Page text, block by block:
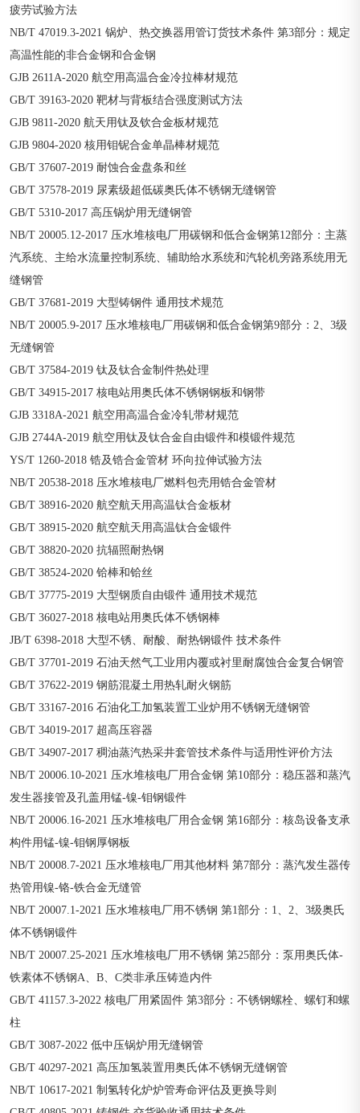
疲劳试验方法
NB/T 47019.3-2021 锅炉、热交换器用管订货技术条件 第3部分：规定
高温性能的非合金钢和合金钢
GJB 2611A-2020 航空用高温合金冷拉棒材规范
GB/T 39163-2020 靶材与背板结合强度测试方法
GJB 9811-2020 航天用钛及钦合金板材规范
GJB 9804-2020 核用钼铌合金单晶棒材规范
GB/T 37607-2019 耐蚀合金盘条和丝
GB/T 37578-2019 尿素级超低碳奥氏体不锈钢无缝钢管
GB/T 5310-2017 高压锅炉用无缝钢管
NB/T 20005.12-2017 压水堆核电厂用碳钢和低合金钢第12部分：主蒸
汽系统、主给水流量控制系统、辅助给水系统和汽轮机旁路系统用无
缝钢管
GB/T 37681-2019 大型铸钢件 通用技术规范
NB/T 20005.9-2017 压水堆核电厂用碳钢和低合金钢第9部分：2、3级
无缝钢管
GB/T 37584-2019 钛及钛合金制件热处理
GB/T 34915-2017 核电站用奥氏体不锈钢钢板和钢带
GJB 3318A-2021 航空用高温合金冷轧带材规范
GJB 2744A-2019 航空用钛及钛合金自由锻件和模锻件规范
YS/T 1260-2018 锆及锆合金管材 环向拉伸试验方法
NB/T 20538-2018 压水堆核电厂燃料包壳用锆合金管材
GB/T 38916-2020 航空航天用高温钛合金板材
GB/T 38915-2020 航空航天用高温钛合金锻件
GB/T 38820-2020 抗辐照耐热钢
GB/T 38524-2020 铪棒和铪丝
GB/T 37775-2019 大型钢质自由锻件 通用技术规范
GB/T 36027-2018 核电站用奥氏体不锈钢棒
JB/T 6398-2018 大型不锈、耐酸、耐热钢锻件 技术条件
GB/T 37701-2019 石油天然气工业用内覆或衬里耐腐蚀合金复合钢管
GB/T 37622-2019 钢筋混凝土用热轧耐火钢筋
GB/T 33167-2016 石油化工加氢装置工业炉用不锈钢无缝钢管
GB/T 34019-2017 超高压容器
GB/T 34907-2017 稠油蒸汽热采井套管技术条件与适用性评价方法
NB/T 20006.10-2021 压水堆核电厂用合金钢 第10部分：稳压器和蒸汽
发生器接管及孔盖用锰-镍-钼钢锻件
NB/T 20006.16-2021 压水堆核电厂用合金钢 第16部分：核岛设备支承
构件用锰-镍-钼钢厚钢板
NB/T 20008.7-2021 压水堆核电厂用其他材料 第7部分：蒸汽发生器传
热管用镍-铬-铁合金无缝管
NB/T 20007.1-2021 压水堆核电厂用不锈钢 第1部分：1、2、3级奥氏
体不锈钢锻件
NB/T 20007.25-2021 压水堆核电厂用不锈钢 第25部分：泵用奥氏体-
铁素体不锈钢A、B、C类非承压铸造内件
GB/T 41157.3-2022 核电厂用紧固件 第3部分：不锈钢螺栓、螺钉和螺
柱
GB/T 3087-2022 低中压锅炉用无缝钢管
GB/T 40297-2021 高压加氢装置用奥氏体不锈钢无缝钢管
NB/T 10617-2021 制氢转化炉炉管寿命评估及更换导则